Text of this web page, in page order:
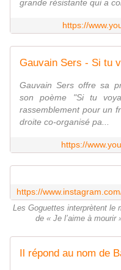
grande résistante qui a
https://
Gauvain Sers offre sa
son poème "Si tu
rassemblement pour un
droite co-organisé pa...
https://
Les Goguettes interprètent le
de « Je l’aime à mourir